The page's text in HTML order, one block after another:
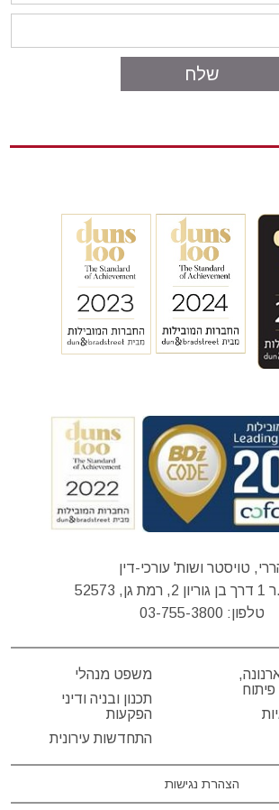
טויסטר ושות' עורכי-דין
טלפון: 03-755-3800
פיתוח
משפט מנהלי
תכנון ובניה ודיני
הפקעות
התחדשות עירונית
הצהרת נגישות